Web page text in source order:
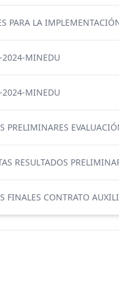
PARA LA
2024-MINEDU
2024-MINEDU
PRELIMINARES
RESULTADOS
FINALES CONTRATO